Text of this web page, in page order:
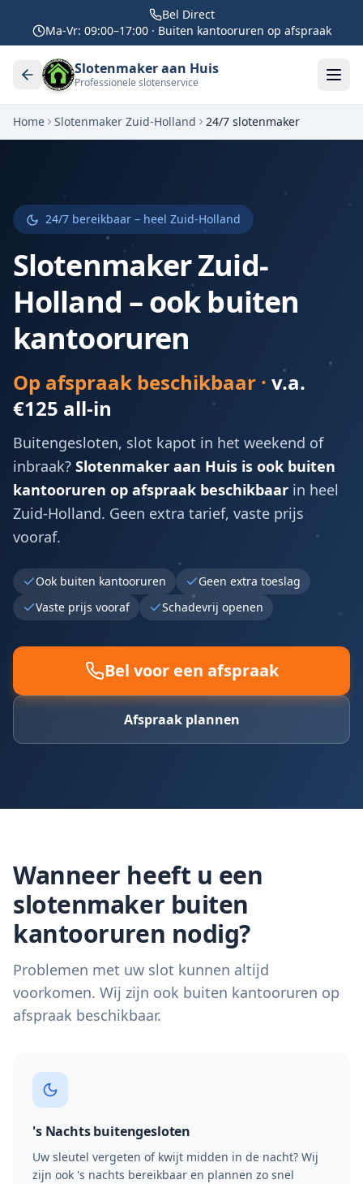
Bel Direct
Ma-Vr: 09:00–17:00 · Buiten kantooruren op afspraak
Slotenmaker aan Huis
Professionele slotenservice
Home Slotenmaker Zuid-Holland 24/7 slotenmaker
24/7 bereikbaar – heel Zuid-Holland
Slotenmaker Zuid-
Holland – ook buiten
kantooruren
Op afspraak beschikbaar · v.a.
€125 all-in
Buitengesloten, slot kapot in het weekend of
inbraak? Slotenmaker aan Huis is ook buiten
kantooruren op afspraak beschikbaar in heel
Zuid-Holland. Geen extra tarief, vaste prijs
vooraf.
Ook buiten kantooruren
Geen extra toeslag
Vaste prijs vooraf
Schadevrij openen
Bel voor een afspraak
Afspraak plannen
Wanneer heeft u een
slotenmaker buiten
kantooruren nodig?
Problemen met uw slot kunnen altijd
voorkomen. Wij zijn ook buiten kantooruren op
afspraak beschikbaar.
's Nachts buitengesloten
Uw sleutel vergeten of kwijt midden in de nacht? Wij
zijn ook 's nachts bereikbaar en plannen zo snel